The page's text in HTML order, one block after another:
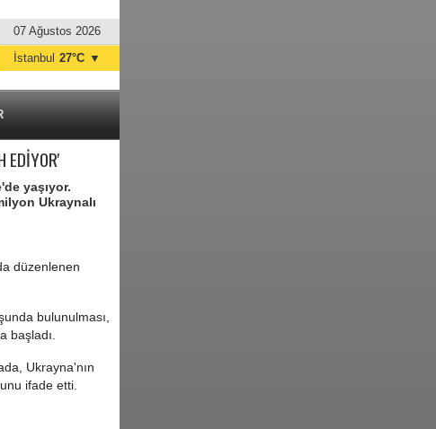
07 Ağustos 2026
İstanbul 27°C ▼
EDİYOR'
yaşıyor.
Ukraynalı
düzenlenen
bulunulması,
başladı.
Ukrayna'nın
ifade etti.